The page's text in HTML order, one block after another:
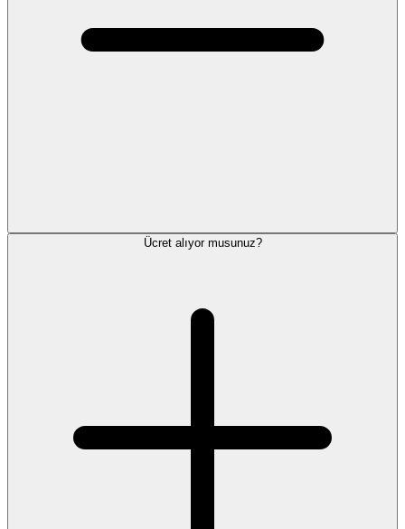
Ücret alıyor musunuz?